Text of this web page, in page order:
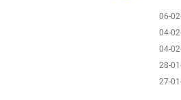
06-
04-
04-
28-
27-